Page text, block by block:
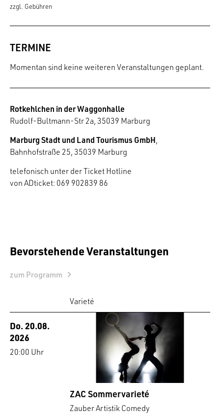
zzgl. Gebühren
TERMINE
Momentan sind keine weiteren Veranstaltungen geplant.
Rotkehlchen in der Waggonhalle
Rudolf-Bultmann-Str 2a, 35039 Marburg
Marburg Stadt und Land Tourismus GmbH,
Bahnhofstraße 25, 35039 Marburg
telefonisch unter der Ticket Hotline
von ADticket: 069 902839 86
Bevorstehende Veranstaltungen
zum Programm
Varieté
Do. 20.08.
2026
20:00 Uhr
ZAC Sommervarieté
Zauber Artistik Comedy